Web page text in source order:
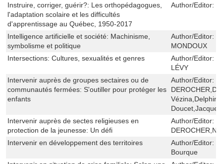
Instruire, corriger, guérir?: Les orthopédagogues,
l'adaptation scolaire et les difficultés
d'apprentissage au Québec, 1950-2017
Author/Editor:
Intelligence artificielle et société: Machinisme,
symbolisme et politique
Author/Editor:
MONDOUX
Intersections: Cultures, sexualités et genres
Author/Editor:
LÉVY
Intervenir auprès de groupes sectaires ou de
communautés fermées: S'outiller pour protéger les
enfants
Author/Editor:
Intervenir auprès de sectes religieuses en
protection de la jeunesse: Un défi
Author/Editor:
Intervenir en développement des territoires
Author/Editor:
Bourque